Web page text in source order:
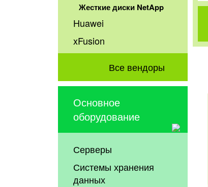
Жесткие диски NetApp
Huawei
xFusion
Все вендоры
Основное
оборудование
Серверы
Системы хранения
данных